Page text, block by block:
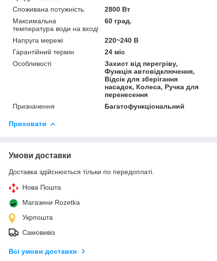
Споживана потужність
2800 Вт
Максимальна
температура води на вході
60 град.
Напруга мережі
220~240 В
Гарантійний термін
24 міс
Особливості
Захист від перегріву,
Функція автовідключення,
Відсік для зберігання
насадок, Колеса, Ручка для
перенесення
Призначення
Багатофункціональний
Приховати
Умови доставки
Доставка здійснюється тільки по передоплаті.
Нова Пошта
Магазини Rozetka
Укрпошта
Самовивіз
Всі умови доставки